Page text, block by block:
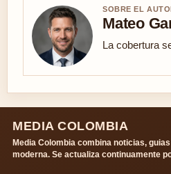
SOBRE EL
Mateo
La cobertura
MEDIA COLOMBIA
Media Colombia combina noticias,
moderna. Se actualiza continuamente